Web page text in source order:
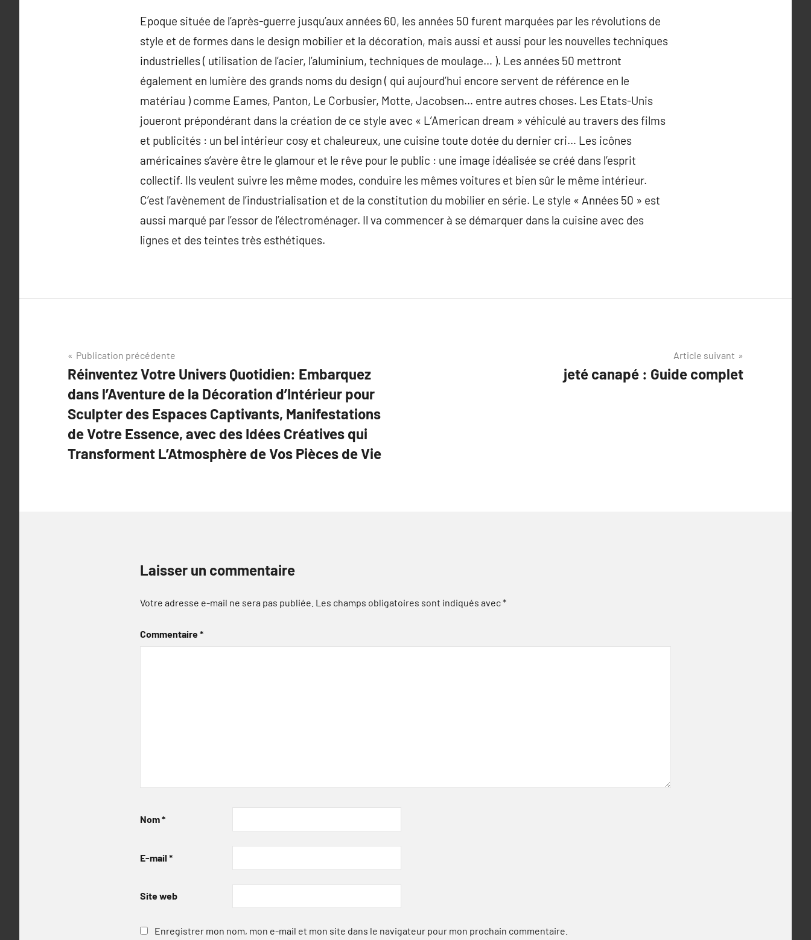
Epoque située de l’après-guerre jusqu’aux années 60, les années 50 furent marquées par les révolutions de
style et de formes dans le design mobilier et la décoration, mais aussi et aussi pour les nouvelles techniques
industrielles ( utilisation de l’acier, l’aluminium, techniques de moulage… ). Les années 50 mettront
également en lumière des grands noms du design ( qui aujourd’hui encore servent de référence en le
matériau ) comme Eames, Panton, Le Corbusier, Motte, Jacobsen… entre autres choses. Les Etats-Unis
joueront prépondérant dans la création de ce style avec « L’American dream » véhiculé au travers des films
et publicités : un bel intérieur cosy et chaleureux, une cuisine toute dotée du dernier cri… Les icônes
américaines s’avère être le glamour et le rêve pour le public : une image idéalisée se créé dans l’esprit
collectif. Ils veulent suivre les même modes, conduire les mêmes voitures et bien sûr le même intérieur.
C’est l’avènement de l’industrialisation et de la constitution du mobilier en série. Le style « Années 50 » est
aussi marqué par l’essor de l’électroménager. Il va commencer à se démarquer dans la cuisine avec des
lignes et des teintes très esthétiques.
Navigation
de
l’article
Publication précédente
Réinventez Votre Univers Quotidien: Embarquez
dans l’Aventure de la Décoration d’Intérieur pour
Sculpter des Espaces Captivants, Manifestations
de Votre Essence, avec des Idées Créatives qui
Transforment L’Atmosphère de Vos Pièces de Vie
Article suivant
jeté canapé : Guide complet
Laisser un commentaire
Votre adresse e-mail ne sera pas publiée. Les champs obligatoires sont indiqués avec*
Commentaire*
Nom*
E-mail *
Site web
Enregistrer mon nom, mon e-mail et mon site dans le navigateur pour mon prochain commentaire.